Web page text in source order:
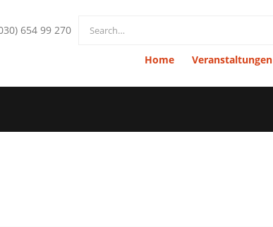
654 99 270
Home Veranstaltungen